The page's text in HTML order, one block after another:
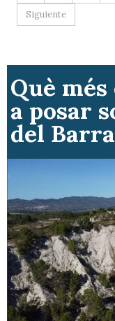
Siguiente
Què
a posar
del